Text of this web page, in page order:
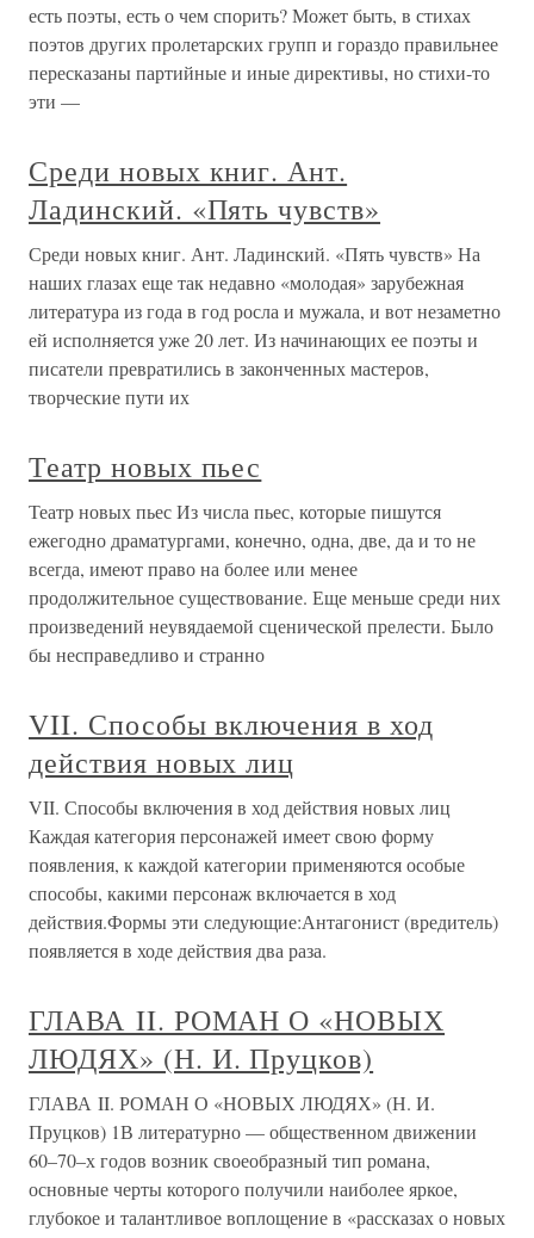
есть поэты, есть о чем спорить? Может быть, в стихах
поэтов других пролетарских групп и гораздо правильнее
пересказаны партийные и иные директивы, но стихи-то
эти —
Среди новых книг. Ант.
Ладинский. «Пять чувств»
Среди новых книг. Ант. Ладинский. «Пять чувств» На
наших глазах еще так недавно «молодая» зарубежная
литература из года в год росла и мужала, и вот незаметно
ей исполняется уже 20 лет. Из начинающих ее поэты и
писатели превратились в законченных мастеров,
творческие пути их
Театр новых пьес
Театр новых пьес Из числа пьес, которые пишутся
ежегодно драматургами, конечно, одна, две, да и то не
всегда, имеют право на более или менее
продолжительное существование. Еще меньше среди них
произведений неувядаемой сценической прелести. Было
бы несправедливо и странно
VII. Способы включения в ход
действия новых лиц
VII. Способы включения в ход действия новых лиц
Каждая категория персонажей имеет свою форму
появления, к каждой категории применяются особые
способы, какими персонаж включается в ход
действия.Формы эти следующие:Антагонист (вредитель)
появляется в ходе действия два раза.
ГЛАВА II. РОМАН О «НОВЫХ
ЛЮДЯХ» (Н. И. Пруцков)
ГЛАВА II. РОМАН О «НОВЫХ ЛЮДЯХ» (Н. И.
Пруцков) 1В литературно — общественном движении
60–70–х годов возник своеобразный тип романа,
основные черты которого получили наиболее яркое,
глубокое и талантливое воплощение в «рассказах о новых